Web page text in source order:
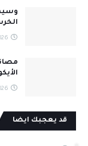
قد يعجبك ايضا